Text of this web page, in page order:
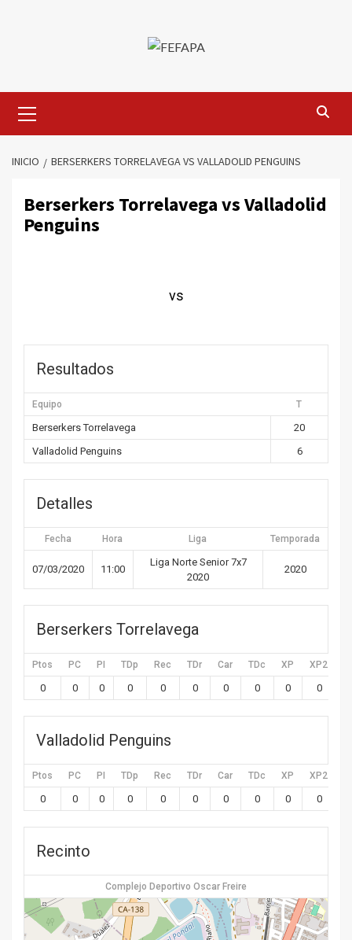
primario
INICIO BERSERKERS TORRELAVEGA VS VALLADOLID PENGUINS
Berserkers Torrelavega vs Valladolid
Penguins
vs
Resultados
Equipo T
Berserkers Torrelavega
20
Valladolid Penguins
6
Detalles
Fecha Hora Liga Temporada
07/03/2020 11:00
Liga Norte Senior 7x7
2020
2020
Berserkers Torrelavega
Ptos PC PI TDp Rec TDr Car TDc XP XP2
0 0 0 0 0 0 0 0 0 0
Valladolid Penguins
Ptos PC PI TDp Rec TDr Car TDc XP XP2
0 0 0 0 0 0 0 0 0 0
Recinto
Complejo Deportivo Oscar Freire